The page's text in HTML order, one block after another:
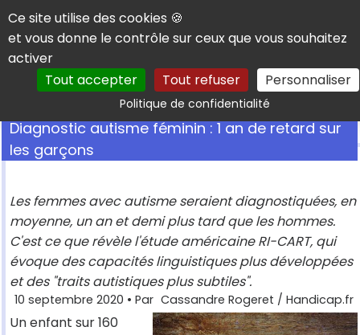
Panneau de gestion des cookies
Ce site utilise des cookies 🍪
et vous donne le contrôle sur ceux que vous souhaitez
activer
Tout accepter
Tout refuser Personnaliser
Politique de confidentialitéRechercher
Diagnostic autisme féminin : 1 an de retard sur
les garçons
Les femmes avec autisme seraient diagnostiquées, en
moyenne, un an et demi plus tard que les hommes.
C'est ce que révèle l'étude américaine RI-CART, qui
évoque des capacités linguistiques plus développées
et des "traits autistiques plus subtiles".
10 septembre 2020 • Par Cassandre Rogeret / Handicap.fr
Un enfant sur 160